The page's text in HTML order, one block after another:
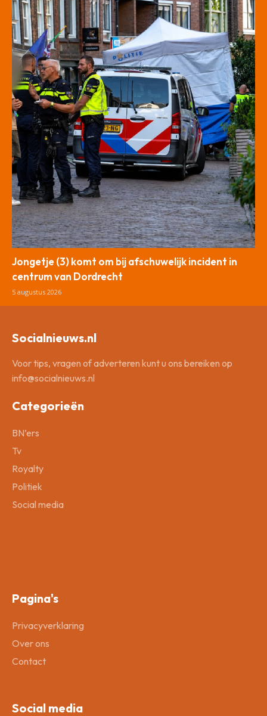
Jongetje (3) komt om bij afschuwelijk incident in
centrum van Dordrecht
5 augustus 2026
Socialnieuws.nl
Voor tips, vragen of adverteren kunt u ons bereiken op
info@socialnieuws.nl
Categorieën
BN’ers
Tv
Royalty
Politiek
Social media
Pagina's
Privacyverklaring
Over ons
Contact
Social media